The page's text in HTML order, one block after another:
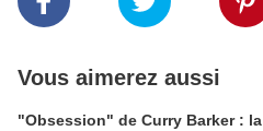
Vous aimerez aussi
"Obsession" de Curry Barker : la